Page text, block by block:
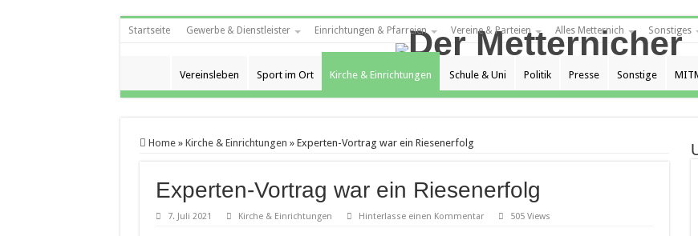
Startseite Gewerbe & Dienstleister Einrichtungen & Pfarreien Vereine & Parteien Alles Metternich Sonstiges
Vereinsleben Sport im Ort Kirche & Einrichtungen Schule & Uni Politik Presse Sonstige
Home » Kirche & Einrichtungen » Experten-Vortrag war ein Riesenerfolg
Experten-Vortrag war ein Riesenerfolg
7. Juli 2021 Kirche & Einrichtungen Hinterlasse einen Kommentar 505 Views